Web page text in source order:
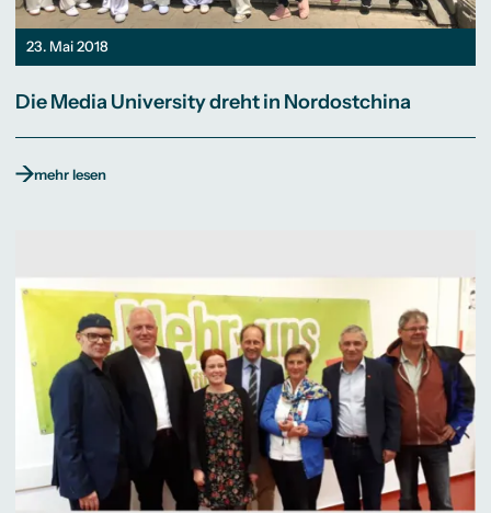
23. Mai 2018
Die Media University dreht in Nordostchina
mehr lesen